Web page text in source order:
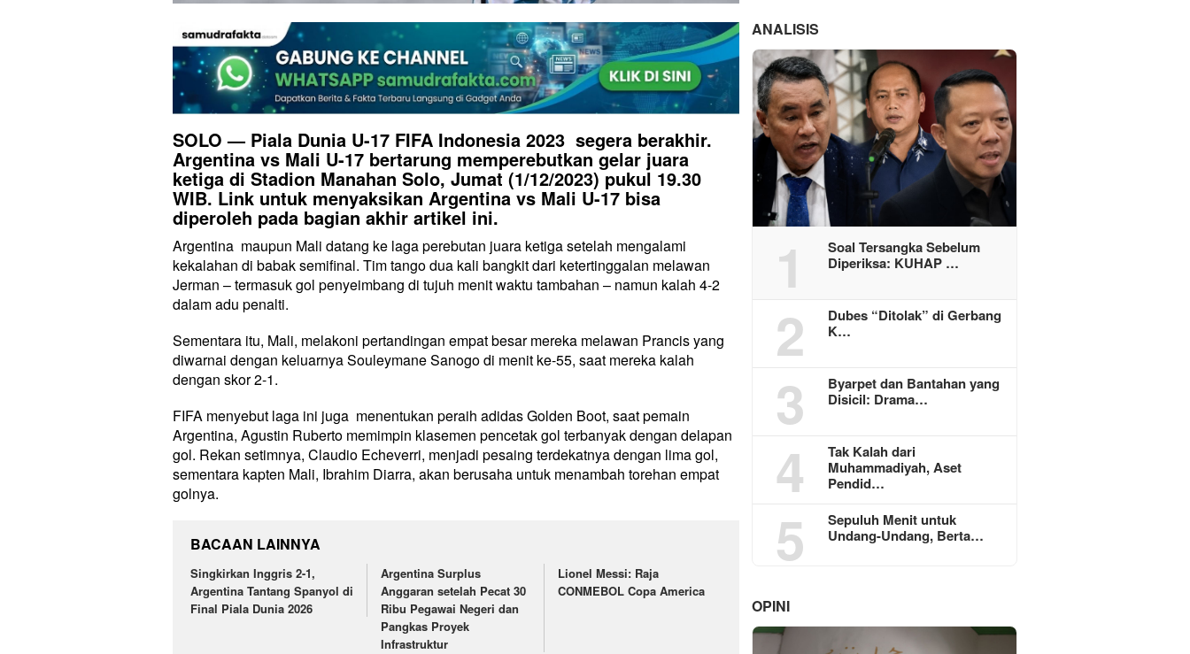
SOLO — Piala Dunia U-17 FIFA Indonesia 2023 segera berakhir.
Argentina vs Mali U-17 bertarung memperebutkan gelar juara
ketiga di Stadion Manahan Solo, Jumat (1/12/2023) pukul 19.30
WIB. Link untuk menyaksikan Argentina vs Mali U-17 bisa
diperoleh pada bagian akhir artikel ini.
Argentina maupun Mali datang ke laga perebutan juara ketiga setelah mengalami
kekalahan di babak semifinal. Tim tango dua kali bangkit dari ketertinggalan melawan
Jerman – termasuk gol penyeimbang di tujuh menit waktu tambahan – namun kalah 4-2
dalam adu penalti.
Sementara itu, Mali, melakoni pertandingan empat besar mereka melawan Prancis yang
diwarnai dengan keluarnya Souleymane Sanogo di menit ke-55, saat mereka kalah
dengan skor 2-1.
FIFA menyebut laga ini juga menentukan peraih adidas Golden Boot, saat pemain
Argentina, Agustin Ruberto memimpin klasemen pencetak gol terbanyak dengan delapan
gol. Rekan setimnya, Claudio Echeverri, menjadi pesaing terdekatnya dengan lima gol,
sementara kapten Mali, Ibrahim Diarra, akan berusaha untuk menambah torehan empat
golnya.
BACAAN LAINNYA
Singkirkan Inggris 2-1,
Argentina Tantang Spanyol di
Final Piala Dunia 2026
Argentina Surplus
Anggaran setelah Pecat 30
Ribu Pegawai Negeri dan
Pangkas Proyek
Infrastruktur
Lionel Messi: Raja
CONMEBOL Copa America
ANALISIS
1
Soal Tersangka Sebelum
Diperiksa: KUHAP …
2
Dubes “Ditolak” di Gerbang
K…
3
Byarpet dan Bantahan yang
Disicil: Drama…
4
Tak Kalah dari
Muhammadiyah, Aset
Pendid…
5
Sepuluh Menit untuk
Undang-Undang, Berta…
OPINI